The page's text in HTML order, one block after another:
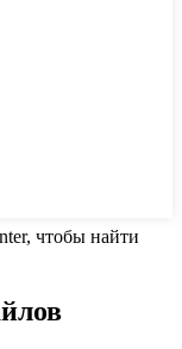
чтобы найти